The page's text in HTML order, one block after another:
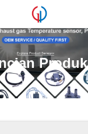
Produk